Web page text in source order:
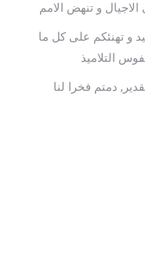
و تنهض الامم
و تهنئكم على كل ما
التلاميذ
دمتم فخرا لنا